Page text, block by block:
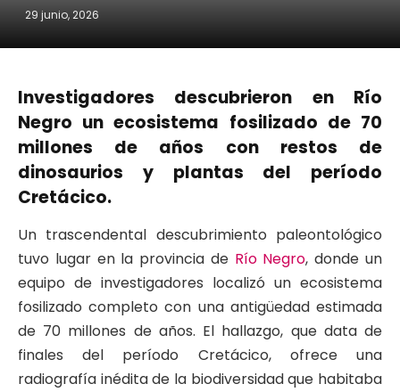
29 junio, 2026
Investigadores descubrieron en Río
Negro un ecosistema fosilizado de 70
millones de años con restos de
dinosaurios y plantas del período
Cretácico.
Un trascendental descubrimiento paleontológico
tuvo lugar en la provincia de Río Negro, donde un
equipo de investigadores localizó un ecosistema
fosilizado completo con una antigüedad estimada
de 70 millones de años. El hallazgo, que data de
finales del período Cretácico, ofrece una
radiografía inédita de la biodiversidad que habitaba